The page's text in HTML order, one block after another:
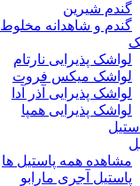
گندم شیرین
گندم و شاهدانه مخلوط
لواشک پذیرایی نارتام
لواشک میکس فروت
لواشک پذیرایی آذر آدا
لواشک پذیرایی همپا
مشاهده همه پاستیل ها
پاستیل آجری مارابو